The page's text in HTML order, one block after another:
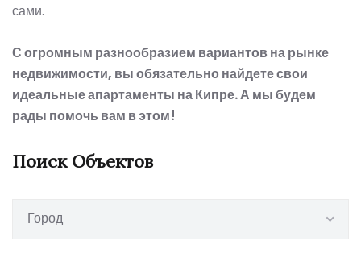
сами.
С огромным разнообразием вариантов на рынке
недвижимости, вы обязательно найдете свои
идеальные апартаменты на Кипре. А мы будем
рады помочь вам в этом!
Поиск Объектов
Город